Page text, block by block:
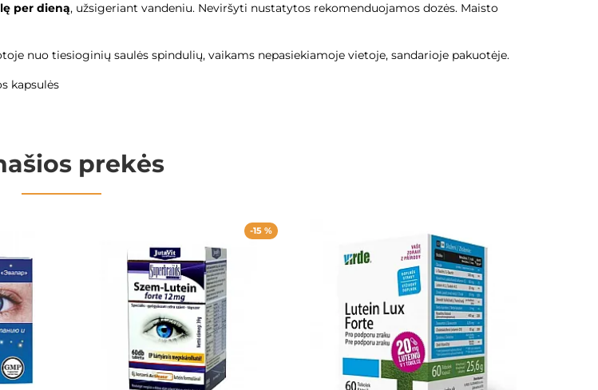
per dieną, užsigeriant vandeniu. Neviršyti nustatytos rekomenduojamos dozės. Maisto
nuo tiesioginių saulės spindulių, vaikams nepasiekiamoje vietoje, sandarioje pakuotėje.
kapsulės
prekės
-15 %